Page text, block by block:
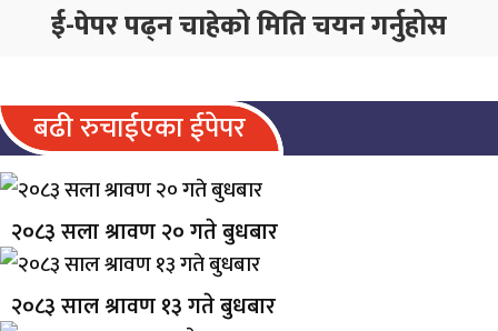
ई-पेपर पढ्न चाहेको मिति चयन गर्नुहोस
बढी रुचाईएका ईपेपर
२०८३ सला श्रावण २० गते बुधबार
२०८३ साल श्रावण १३ गते बुधबार